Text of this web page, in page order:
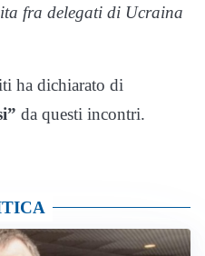
fra delegati di Ucraina
ha dichiarato di
da questi incontri.